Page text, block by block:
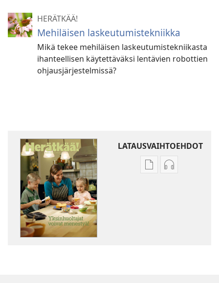
HERÄTKÄÄ!
Mehiläisen laskeutumistekniikka
Mikä tekee mehiläisen laskeutumistekniikasta
ihanteellisen käytettäväksi lentävien robottien
ohjausjärjestelmissä?
LATAUSVAIHTOEHDOT
JulkaisujenÄänitteiden